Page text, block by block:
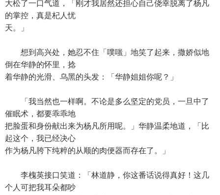
大松了一口气道，「刚才我居然还担心自己侥幸脱离了杨凡
的掌控，真是杞人忧
天。」
想到高兴处，她忍不住「噗嗤」地笑了起来，撒娇似地
倒在华静的怀里，捻
着华静的光滑、乌黑的头发：「华静姐姐你呢？」
「我当然也一样啊。不论是多么坚定的党员，一旦中了
催眠术，都要乖乖地
把脸蛋和身份献出来为杨凡所用呢。」华静温柔地道，「比
起这个，我已经决心
作为杨凡胯下纯粹的从顺的肉便器而存在了。」
李槐英接口笑道：「林道静，你这番话说得真好！这几
个人可把我耳朵都吵